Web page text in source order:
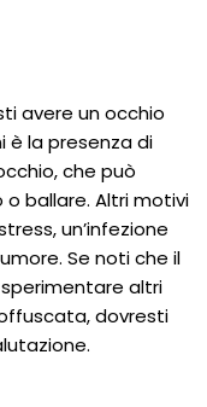
avere un occhio
è la presenza di
che può
o ballare. Altri motivi
un’infezione
Se noti che il
altri
dovresti